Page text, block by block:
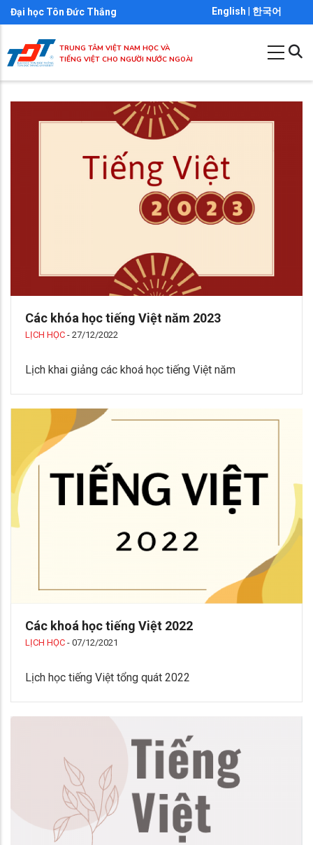
Nhảy
đến
nội
dung
Đại học Tôn Đức Thắng English 한국어
TRUNG TÂM VIỆT NAM HỌC VÀ
TIẾNG VIỆT CHO NGƯỜI NƯỚC NGOÀI
Các khóa học tiếng Việt năm 2023
LỊCH HỌC - 27/12/2022
Lịch khai giảng các khoá học tiếng Việt năm
Các khoá học tiếng Việt 2022
LỊCH HỌC - 07/12/2021
Lịch học tiếng Việt tổng quát 2022